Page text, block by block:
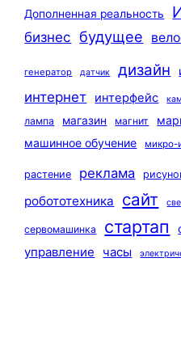
Дополненная реальность
бизнес будущее
генератор датчик дизайн
интернет интерфейс
лампа
магазин магнит
машинное обучение
микро-
растение реклама
робототехника сайт
сервомашинка стартап
управление часы